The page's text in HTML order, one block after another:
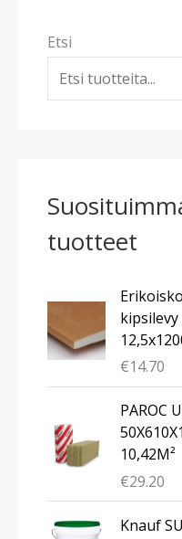
Etsi
tuotteet
€14.70
PAROC
10,42M²
€29.20
Knauf